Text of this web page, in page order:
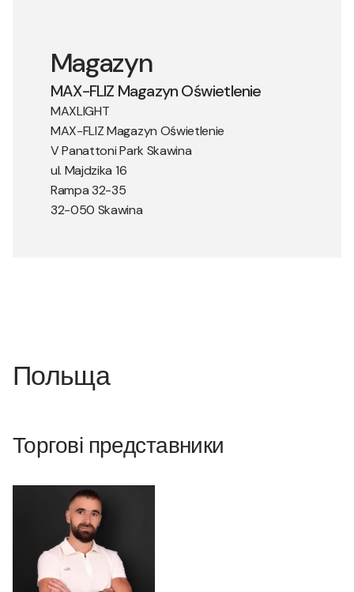
Польща
Торгові представники
Magazyn
MAX-FLIZ Magazyn Oświetlenie
MAXLIGHT
MAX-FLIZ Magazyn Oświetlenie
V Panattoni Park Skawina
ul. Majdzika 16
Rampa 32-35
32-050 Skawina